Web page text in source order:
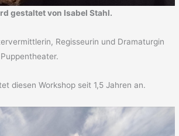
gestaltet von Isabel Stahl.
Regisseurin und Dramaturgin
diesen Workshop seit 1,5 Jahren an.